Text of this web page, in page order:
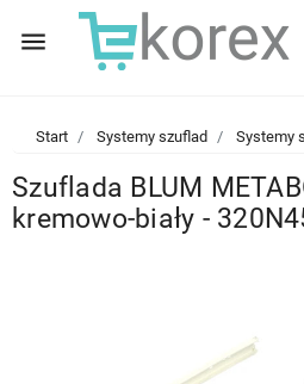
menu
Start Systemy szuflad Systemy
Szuflada BLUM
kremowo-biały -